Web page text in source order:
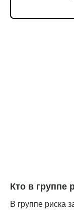
Кто в группе
В группе риска